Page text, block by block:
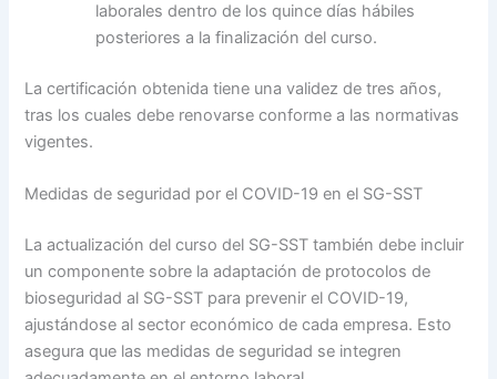
laborales dentro de los quince días hábiles
posteriores a la finalización del curso.
La certificación obtenida tiene una validez de tres años,
tras los cuales debe renovarse conforme a las normativas
vigentes.
Medidas de seguridad por el COVID-19 en el SG-SST
La actualización del curso del SG-SST también debe incluir
un componente sobre la adaptación de protocolos de
bioseguridad al SG-SST para prevenir el COVID-19,
ajustándose al sector económico de cada empresa. Esto
asegura que las medidas de seguridad se integren